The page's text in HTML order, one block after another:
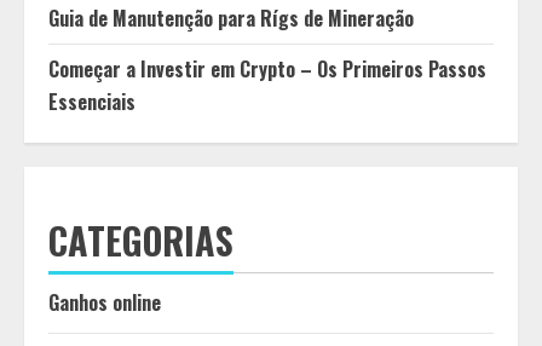
Guia de Manutenção para Rígs de Mineração
Começar a Investir em Crypto – Os Primeiros Passos
Essenciais
CATEGORIAS
Ganhos online